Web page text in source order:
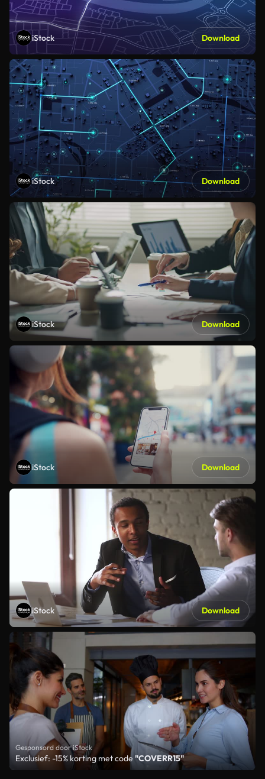
iStock Download
iStock Download
iStock Download
iStock Download
iStock Download
Gesponsord door iStock
Exclusief: -15% korting met code"COVERR15"